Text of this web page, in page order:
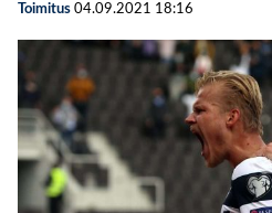
Toimitus 04.09.2021 18:16